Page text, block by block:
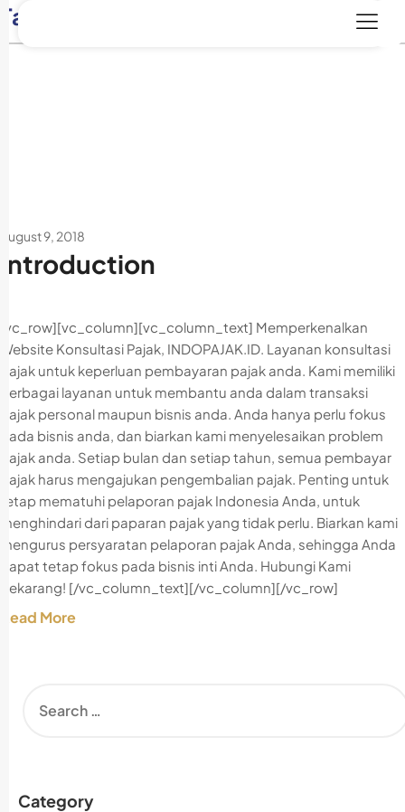
Tag:
August 9, 2018
Introduction
[vc_row][vc_column][vc_column_text] Memperkenalkan
Website Konsultasi Pajak, INDOPAJAK.ID. Layanan konsultasi
pajak untuk keperluan pembayaran pajak anda. Kami memiliki
berbagai layanan untuk membantu anda dalam transaksi
pajak personal maupun bisnis anda. Anda hanya perlu fokus
pada bisnis anda, dan biarkan kami menyelesaikan problem
pajak anda. Setiap bulan dan setiap tahun, semua pembayar
pajak harus mengajukan pengembalian pajak. Penting untuk
tetap mematuhi pelaporan pajak Indonesia Anda, untuk
menghindari dari paparan pajak yang tidak perlu. Biarkan kami
mengurus persyaratan pelaporan pajak Anda, sehingga Anda
dapat tetap fokus pada bisnis inti Anda. Hubungi Kami
Sekarang! [/vc_column_text][/vc_column][/vc_row]
Read More
Category